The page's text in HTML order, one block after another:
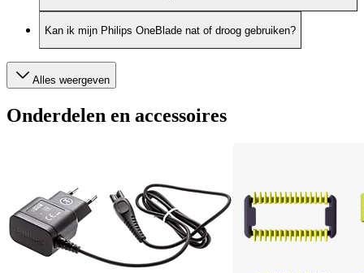
Kan ik mijn Philips OneBlade nat of droog gebruiken?
Alles weergeven
Onderdelen en accessoires